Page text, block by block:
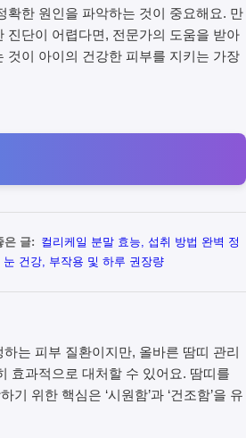
확한 원인을 파악하는 것이 중요해요. 만
진단이 어렵다면, 전문가의 도움을 받아
것이 아이의 건강한 피부를 지키는 가장
은 글:
컬리케일 분말 효능, 섭취 방법 완벽 정
눈 건강, 부작용 및 하루 권장량
는 피부 질환이지만, 올바른 땀띠 관리
효과적으로 대처할 수 있어요. 땀띠를
기 위한 핵심은 ‘시원함’과 ‘건조함’을 유